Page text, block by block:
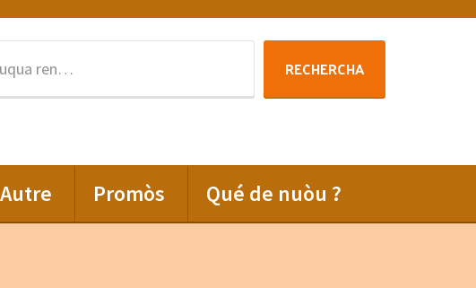
:
RECHERCHA
Autre Promòs Qué de nuòu ?